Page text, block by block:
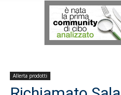
Allerta prodotti